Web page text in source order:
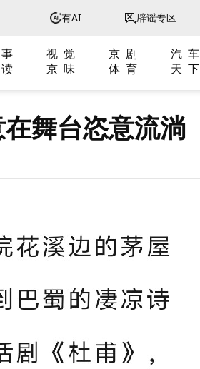
有AI 辟谣专区
视 觉 京 剧 汽 车
京 味 体 育 天 下
舞台恣意流淌